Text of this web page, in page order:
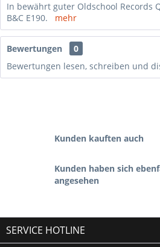
In bewährt guter Oldschool Records
B&C E190. mehr
Bewertungen
0
Bewertungen lesen, schreiben und
Kunden kauften auch
Kunden haben sich
angesehen
SERVICE HOTLINE